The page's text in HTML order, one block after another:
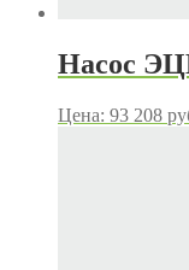
Насос
Цена: 93 208